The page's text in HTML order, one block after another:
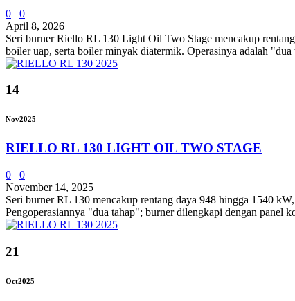
0
0
April 8, 2026
Seri burner Riello RL 130 Light Oil Two Stage mencakup
boiler uap, serta boiler minyak diatermik. Operasinya adalah
14
Nov2025
RIELLO RL 130 LIGHT OIL TWO STAGE
0
0
November 14, 2025
Seri burner RL 130 mencakup rentang daya 948 hingga 1540
Pengoperasiannya "dua tahap"; burner dilengkapi dengan panel
21
Oct2025